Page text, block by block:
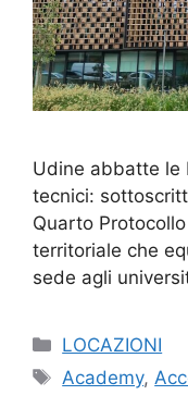
Udine abbatte le
tecnici:
Quarto
territoriale che
sede agli
Categorie
LOCAZIONI
Tag
Academy,